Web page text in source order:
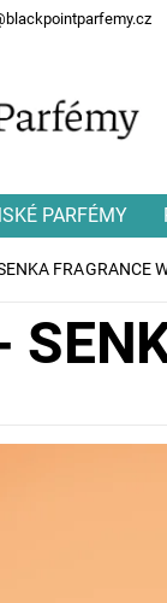
blackpointparfemy.cz
PARFÉMY
FRAGRANCE